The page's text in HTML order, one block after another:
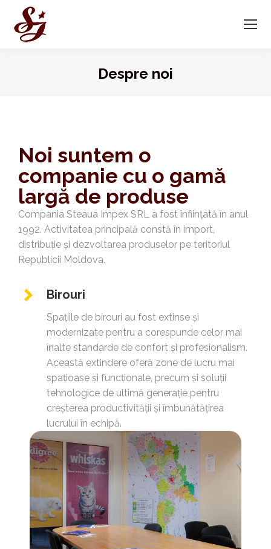
Despre noi
Noi suntem o
companie cu o gamă
largă de produse
Compania Steaua Impex SRL a fost înființată în anul
1992. Activitatea principală constă în import,
distribuție și dezvoltarea produselor pe teritoriul
Republicii Moldova.
Birouri
Spațiile de birouri au fost extinse și
modernizate pentru a corespunde celor mai
înalte standarde de confort și profesionalism.
Această extindere oferă zone de lucru mai
spațioase și funcționale, precum și soluții
tehnologice de ultimă generație pentru
creșterea productivității și îmbunătățirea
lucrului în echipă.